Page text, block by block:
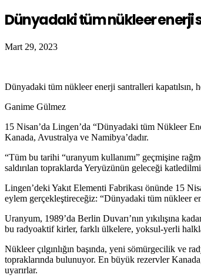
Dünyadaki tüm nükleer enerji
Mart 29, 2023
Dünyadaki tüm nükleer enerji santralleri kapatılsın,
Ganime Gülmez
15 Nisan’da Lingen’da “Dünyadaki tüm Nükleer
Kanada, Avustralya ve Namibya’dadır.
“Tüm bu tarihi “uranyum kullanımı” geçmişine
saldırılan topraklarda Yeryüzünün geleceği
Lingen’deki Yakıt Elementi Fabrikası önünde 15
eylem gerçekleştireceğiz: “Dünyadaki tüm nükleer
Uranyum, 1989’da Berlin Duvarı’nın yıkılışına
bu radyoaktif kirler, farklı ülkelere, yoksul-yerli
Nükleer çılgınlığın başında, yeni sömürgecilik ve
topraklarında bulunuyor. En büyük rezervler
uyarırlar.